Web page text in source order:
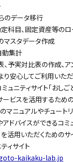
のデータ移行
目、固定資産等のロ
タデータ作成
動集計
実対比表の作成、ア
り安心してご利用いただ
ュニティサイト「おし
ービスを活用するため
マニュアルやチュート
ドバイスができるコミュ
活用いただくためのサ
ィサイト
kaikaku-lab.jp